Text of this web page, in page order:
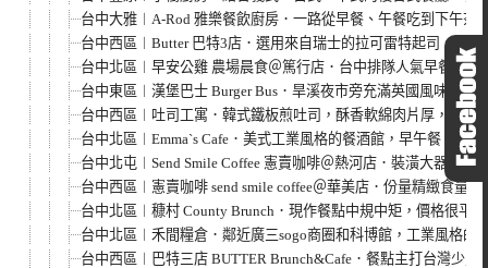
台中大雅︱A-Rod 雅樂餐飲廚房．一路從早餐、午餐吃到下午
台中西區︱Butter 巴特3店．選用來自瑞士的拉可雷特起司，充
台中北區︱早安公雞 農場晨食＠篤行店．台中排隊人氣早餐，
台中東區︱漢堡巴士 Burger Bus．旱溪夜市旁充滿英國風味的
台中西區︱吐司工寓．韓式鐵板煎吐司，酥香軟綿肉片厚，內用
台中北區︱Emma`s Cafe．美式工業風格的餐酒館，早午餐、義
台中北屯︱Send Smile Coffee 憲賣咖啡＠熱河店．裝潢大器有
台中西區︱憲賣咖啡 send smile coffee＠華美店．份量精緻食量
台中北區︱穅村 County Brunch．現作餐點中規中矩，價格很平
台中北區︱禾間糧倉．鄰近廣三sogo商圈和科博館，工業風格的
台中西區︱巴特三店 BUTTER Brunch&Cafe．餐點主打台灣少